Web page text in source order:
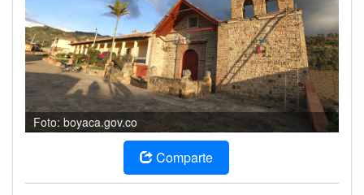
Foto: boyaca.gov.co
Comparte